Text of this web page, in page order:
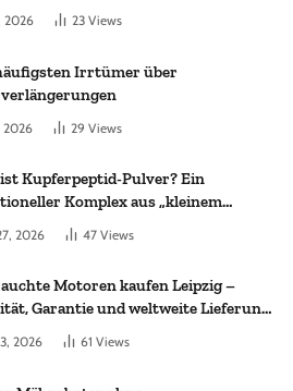
2026 23 Views
Irrtümer über
2026 29 Views
Kupferpeptid-Pulver? Ein
Komplex aus „kleinem
+ Metall“
2026 47 Views
Motoren kaufen Leipzig –
Garantie und weltweite Lieferung
2026 61 Views